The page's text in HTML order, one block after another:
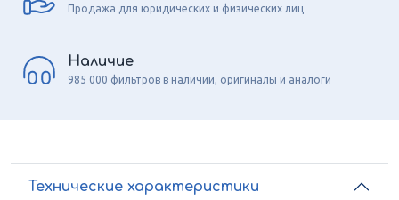
Продажа для юридических и физических лиц
Наличие
985 000 фильтров в наличии, оригиналы и аналоги
Технические характеристики